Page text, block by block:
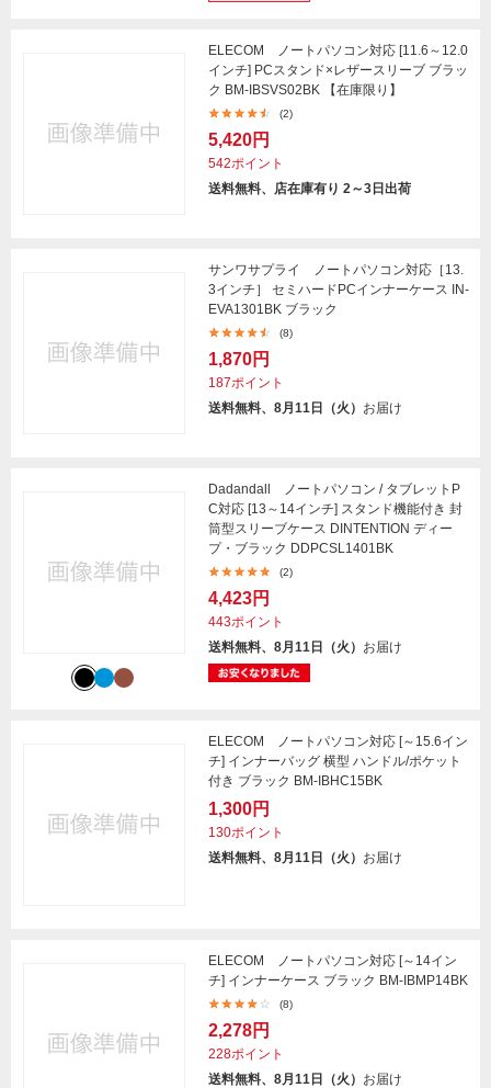
ELECOM ノートパソコン対応 [11.6～12.0
インチ] PCスタンド×レザースリーブ ブラッ
ク BM-IBSVS02BK 【在庫限り】
(2)
5,420円
542ポイント
送料無料、店在庫有り 2～3日出荷
サンワサプライ ノートパソコン対応［13.
3インチ］ セミハードPCインナーケース IN-
EVA1301BK ブラック
(8)
1,870円
187ポイント
送料無料、8月11日（火） お届け
Dadandall ノートパソコン / タブレットP
C対応 [13～14インチ] スタンド機能付き 封
筒型スリーブケース DINTENTION ディー
プ・ブラック DDPCSL1401BK
(2)
4,423円
443ポイント
送料無料、8月11日（火） お届け
ELECOM ノートパソコン対応 [～15.6イン
チ] インナーバッグ 横型 ハンドル/ポケット
付き ブラック BM-IBHC15BK
1,300円
130ポイント
送料無料、8月11日（火） お届け
ELECOM ノートパソコン対応 [～14イン
チ] インナーケース ブラック BM-IBMP14BK
(8)
2,278円
228ポイント
送料無料、8月11日（火） お届け